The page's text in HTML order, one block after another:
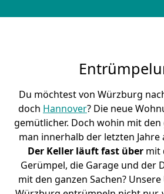
Du möchtest von Würzburg
doch Hannover? Die neue
gemütlicher. Doch wohin mit
man innerhalb der letzten Jahre
Der Keller läuft fast übermit
Gerümpel, die Garage und der
mit den ganzen Sachen?